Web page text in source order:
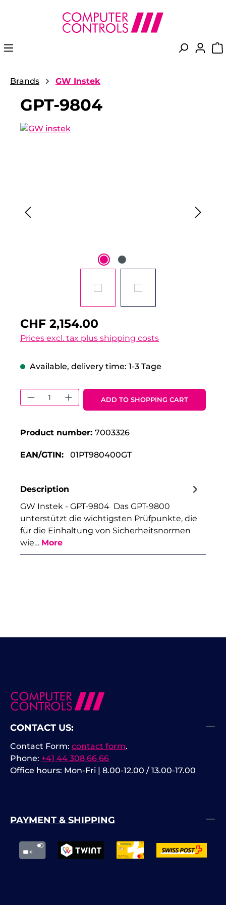
content
Brands GW Instek
GPT-9804
CHF 2,154.00
Prices excl. tax plus shipping costs
Available, delivery time: 1-3 Tage
Product Quantity: Enter the
ADD TO SHOPPING CART
Product number: 7003326
EAN/GTIN: 01PT980400GT
Description
GW Instek - GPT-9804 Das GPT-9800
unterstützt die wichtigsten Prüfpunkte, die
für die Einhaltung von Sicherheitsnormen
wie… More
CONTACT US:
Phone: +41 44 308 66 66
Office hours: Mon-Fri | 8.00-12.00 / 13.00-17.00
Contact Form: contact form.
PAYMENT & SHIPPING